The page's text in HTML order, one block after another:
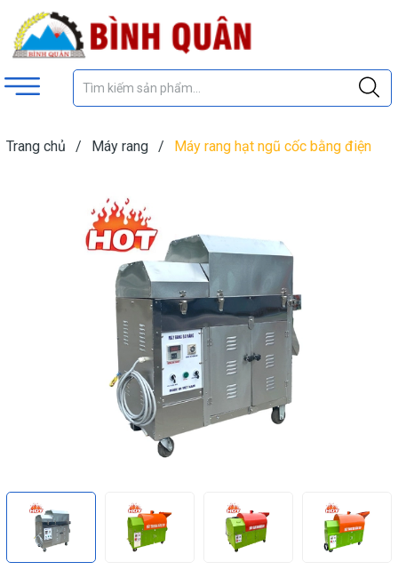
Trang chủ / Máy rang /
Máy rang hạt ngũ cốc bằng điện